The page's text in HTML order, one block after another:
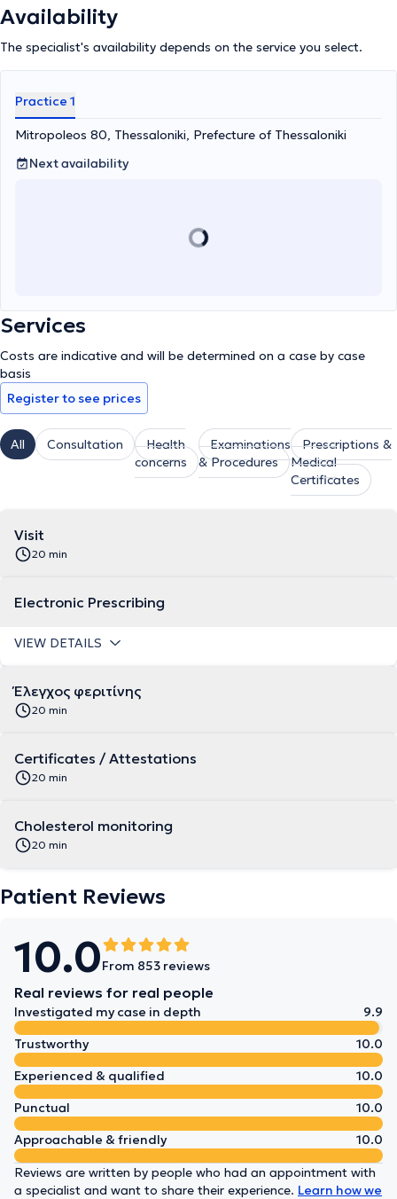
Availability
The specialist's availability depends on the service you select.
Practice 1
Mitropoleos 80, Thessaloniki, Prefecture of Thessaloniki
Next availability
Services
Costs are indicative and will be determined on a case by case
basis
Register to see prices
All Consultation
Health
concerns
Examinations
& Procedures
Prescriptions &
Medical
Certificates
Visit
20 min
Electronic Prescribing
VIEW DETAILS
Έλεγχος φεριτίνης
20 min
Certificates / Attestations
20 min
Cholesterol monitoring
20 min
Patient Reviews
10.0From 853 reviews
Real reviews for real people
Investigated my case in depth
9.9
Trustworthy
10.0
Experienced & qualified
10.0
Punctual
10.0
Approachable & friendly
10.0
Reviews are written by people who had an appointment with
a specialist and want to share their experience. Learn how we